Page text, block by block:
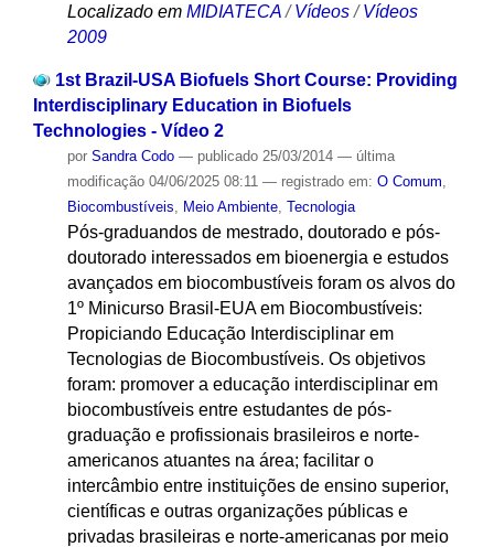
Localizado em MIDIATECA /Vídeos /Vídeos
2009
1st Brazil-USA Biofuels Short Course: Providing
Interdisciplinary Education in Biofuels
Technologies - Vídeo 2
por Sandra Codo — publicado25/03/2014 — última
modificação04/06/2025 08:11 — registrado em: O Comum
Biocombustíveis
Meio Ambiente, Tecnologia
Pós-graduandos de mestrado, doutorado e pós-
doutorado interessados em bioenergia e estudos
avançados em biocombustíveis foram os alvos do
1º Minicurso Brasil-EUA em Biocombustíveis:
Propiciando Educação Interdisciplinar em
Tecnologias de Biocombustíveis. Os objetivos
foram: promover a educação interdisciplinar em
biocombustíveis entre estudantes de pós-
graduação e profissionais brasileiros e norte-
americanos atuantes na área; facilitar o
intercâmbio entre instituições de ensino superior,
científicas e outras organizações públicas e
privadas brasileiras e norte-americanas por meio